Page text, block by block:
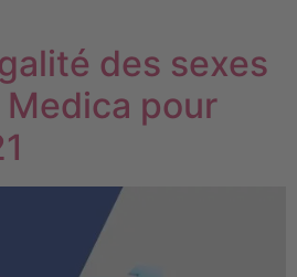
des sexes
Medica pour